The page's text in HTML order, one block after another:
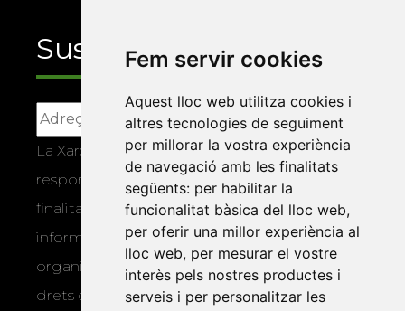
Fem servir cookies
Aquest lloc web utilitza cookies i
altres tecnologies de seguiment
per millorar la vostra experiència
de navegació amb les finalitats
següents: per habilitar la
funcionalitat bàsica del lloc web,
per oferir una millor experiència al
lloc web, per mesurar el vostre
interès pels nostres productes i
serveis i per personalitzar les
Suscriu-te
La Xarxa Vives d’Universitats, com a
responsable, tractarà les vostres dades amb la
finalitat de gestionar la vostra subscripció i
informar-vos dels actes i activitats que
organitza la Xarxa Vives. Podeu exercir els
drets d’accés, rectificació, supressió,